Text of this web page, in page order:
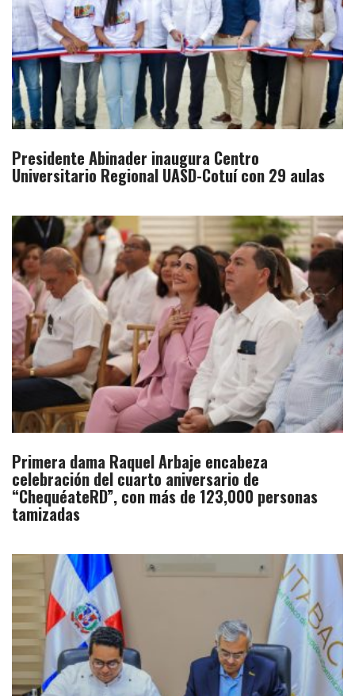
Presidente Abinader inaugura Centro
Universitario Regional UASD-Cotuí con 29 aulas
Primera dama Raquel Arbaje encabeza
celebración del cuarto aniversario de
“ChequéateRD”, con más de 123,000 personas
tamizadas